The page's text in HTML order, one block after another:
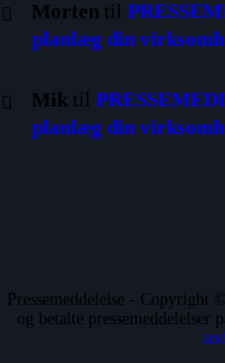
Morten til
planlæg din
Mik til
planlæg din
Pressemeddelelse -
og betalte pressemeddelelser